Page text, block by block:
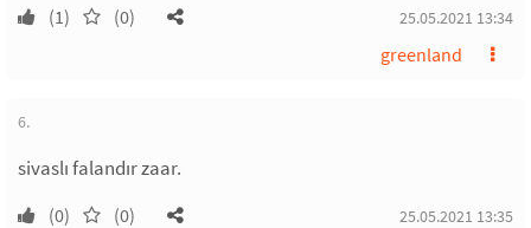
(1) (0) 25.05.2021 13:34
greenland
6.
sivaslı falandır zaar.
(0) (0) 25.05.2021 13:35